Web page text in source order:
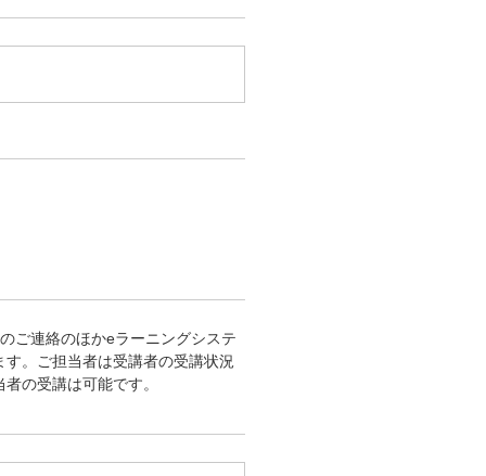
ご連絡のほかeラーニングシステ
。ご担当者は受講者の受講状況
の受講は可能です。